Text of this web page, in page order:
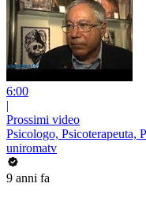
6:00
|
Prossimi video
Psicologo, Psicoterapeuta,
uniromatv
9 anni fa